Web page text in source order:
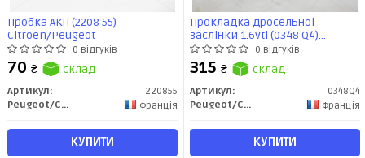
Пробка АКП (2208 55)
Citroen/Peugeot
0 відгуків
70 ₴ склад
Артикул:
220855
Peugeot/Citroen
Франція
КУПИТИ
Прокладка дросельноi
заслiнки 1.6vti (0348 Q4)
Citroen/Peugeot0 відгуків
315 ₴ склад
Артикул:
0348Q4
Peugeot/Citroen
Франція
КУПИТИ